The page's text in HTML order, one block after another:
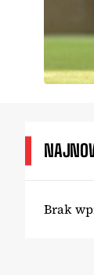
Brak